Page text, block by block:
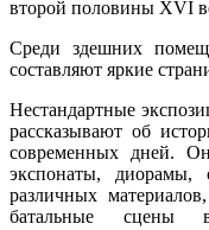
второй половины XVI
Среди здешних
составляют яркие
Нестандартные
рассказывают об
современных дней.
экспонаты, диорамы,
различных
батальные сцены